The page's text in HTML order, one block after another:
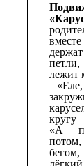
лежит
кругу
«А